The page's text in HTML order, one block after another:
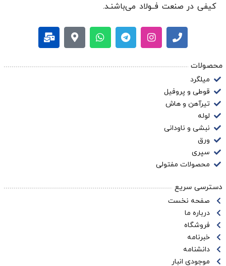
کیفی در صنعت فــولاد می‌باشنـد.
محصولات
میلگرد
قوطی و پروفیل
تیرآهن و هاش
لوله
نبشی و ناودانی
ورق
سپری
محصولات مفتولی
دسترسی سریع
صفحه نخست
درباره ما
فروشگاه
خبرنامه
دانشنامه
موجودی انبار